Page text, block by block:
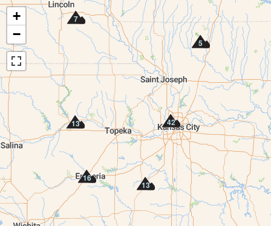
7
13
16
42
13
5
+
−